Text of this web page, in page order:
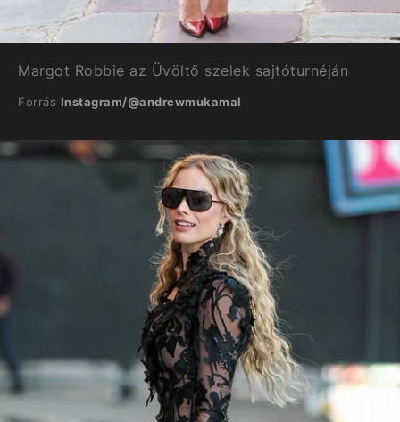
Margot Robbie az Üvöltő szelek sajtóturnéján
Forrás Instagram/@andrewmukamal